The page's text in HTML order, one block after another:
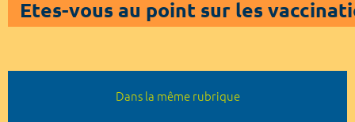
Etes-vous au point sur les
Dans la même rubrique